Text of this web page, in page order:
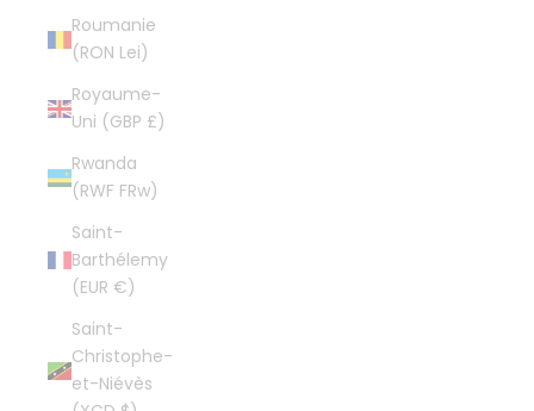
Roumanie
(RON Lei)
Royaume-
Uni (GBP £)
Rwanda
(RWF FRw)
Saint-
Barthélemy
(EUR €)
Saint-
Christophe-
et-Niévès